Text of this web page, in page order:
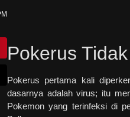
Pokerus
Pokerus pertama kali
dasarnya adalah virus; itu
Pokemon yang terinfeksi di